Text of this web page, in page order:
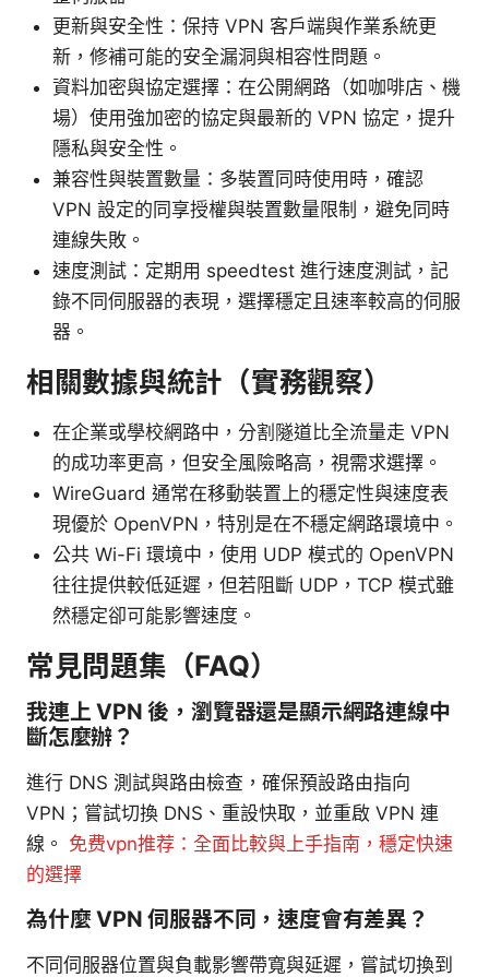
更新與安全性：保持 VPN 客戶端與作業系統更
新，修補可能的安全漏洞與相容性問題。
資料加密與協定選擇：在公開網路（如咖啡店、機
場）使用強加密的協定與最新的 VPN 協定，提升
隱私與安全性。
兼容性與裝置數量：多裝置同時使用時，確認
VPN 設定的同享授權與裝置數量限制，避免同時
連線失敗。
速度測試：定期用 speedtest 進行速度測試，記
錄不同伺服器的表現，選擇穩定且速率較高的伺服
器。
相關數據與統計（實務觀察）
在企業或學校網路中，分割隧道比全流量走 VPN
的成功率更高，但安全風險略高，視需求選擇。
WireGuard 通常在移動裝置上的穩定性與速度表
現優於 OpenVPN，特別是在不穩定網路環境中。
公共 Wi-Fi 環境中，使用 UDP 模式的 OpenVPN
往往提供較低延遲，但若阻斷 UDP，TCP 模式雖
然穩定卻可能影響速度。
常見問題集（FAQ）
我連上 VPN 後，瀏覽器還是顯示網路連線中
斷怎麼辦？
進行 DNS 測試與路由檢查，確保預設路由指向
VPN；嘗試切換 DNS、重設快取，並重啟 VPN 連
線。 免费vpn推荐：全面比較與上手指南，穩定快速
的選擇
為什麼 VPN 伺服器不同，速度會有差異？
不同伺服器位置與負載影響帶寬與延遲，嘗試切換到